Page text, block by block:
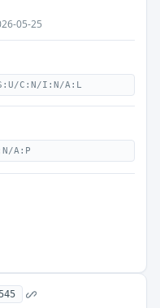
05-25
C:N/I:N/A:L
A:P